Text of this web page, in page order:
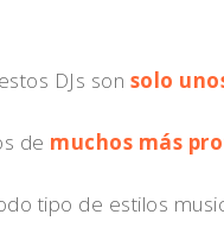
DJs son solo
de muchos más
tipo de estilos